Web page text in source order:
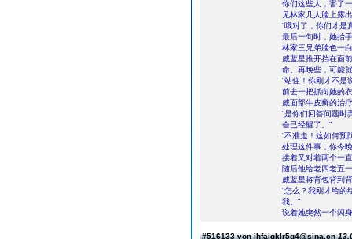
你们这些人，害了
见林家几人脸上露
“哦对了，你们才是
最后一句时，她抬
林家三兄弟脸色一
戚蓝星推开挡在面
命。再晚些，可能
“站住！你刚才不是
前去一把抓向她的
戚面部牛皮癣的治
“是你们回答问题时
会已经醒了。”
“不准走！这如何预
处理这件事，你今
接着又对着两个一
随后他给老四老五
戚蓝星将背包背到
“怎么？我刚才给的
我。”
说着她突然一个闪
#516133 von jhfajgklr5q4@sina.cn